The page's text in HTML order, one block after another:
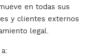
en todas sus
y clientes externos
legal.